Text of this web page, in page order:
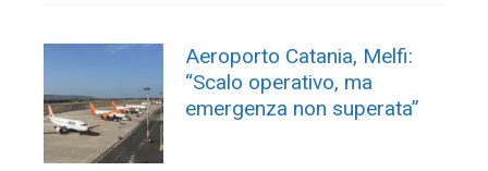
Aeroporto Catania, Melfi:
“Scalo operativo, ma
emergenza non superata”